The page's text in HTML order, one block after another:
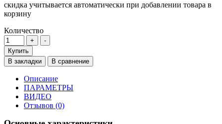
скидка учитывается автоматически при добавлении товара в
корзину
Количество
Купить
В закладки
В сравнение
Описание
ПАРАМЕТРЫ
ВИДЕО
Отзывов (0)